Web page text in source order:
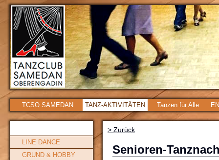
TCSO SAMEDAN TANZ-AKTIVITÄTEN Tanzen für Alle
LINE DANCE
GRUND & HOBBY
> Zurück
Senioren-